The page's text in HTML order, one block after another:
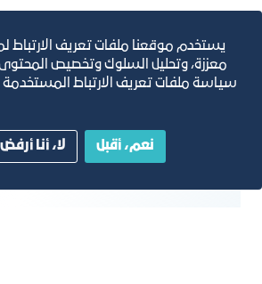
التعليم العالي
يستخدم موقعنا ملفات تعريف الارتباط
معززة، وتحليل السلوك وتخصيص
سياسة ملفات تعريف الارتباط المستخدمة
نعم، أقبل لا، أنا أرفض